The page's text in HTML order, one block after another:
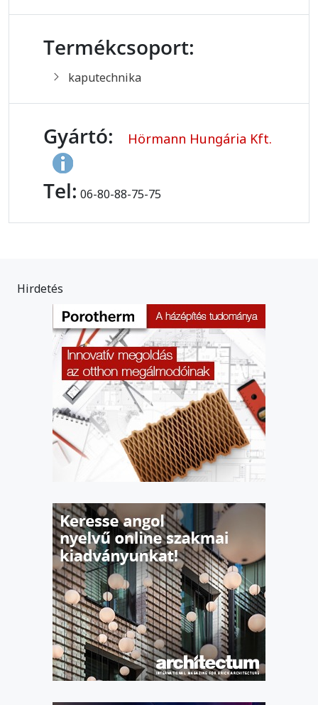
Termékcsoport:
kaputechnika
Gyártó: Hörmann Hungária Kft.
Tel: 06-80-88-75-75
Hirdetés